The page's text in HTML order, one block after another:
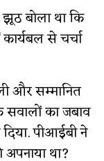
बोला था कि
से चर्चा
और सम्मानित
का जबाव
पीआईबी ने
था?